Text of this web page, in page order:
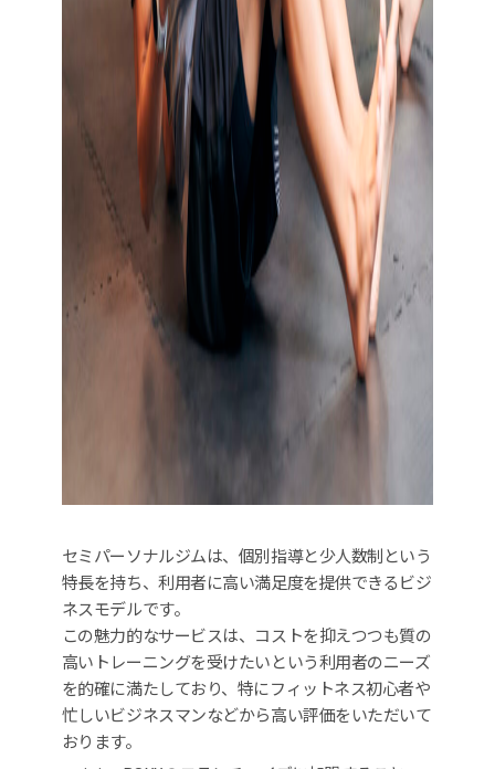
セミパーソナルジムは、個別指導と少人数制という
特長を持ち、利用者に高い満足度を提供できるビジ
ネスモデルです。
この魅力的なサービスは、コストを抑えつつも質の
高いトレーニングを受けたいという利用者のニーズ
を的確に満たしており、特にフィットネス初心者や
忙しいビジネスマンなどから高い評価をいただいて
おります。